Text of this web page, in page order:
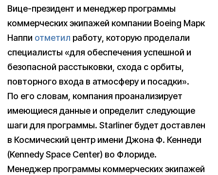
Вице-президент и менеджер программы
коммерческих экипажей компании Boeing Марк
Наппи отметил работу, которую проделали
специалисты «для обеспечения успешной и
безопасной расстыковки, схода с орбиты,
повторного входа в атмосферу и посадки».
По его словам, компания проанализирует
имеющиеся данные и определит следующие
шаги для программы. Starliner будет доставлен
в Космический центр имени Джона Ф. Кеннеди
(Kennedy Space Center) во Флориде.
Менеджер программы коммерческих экипажей